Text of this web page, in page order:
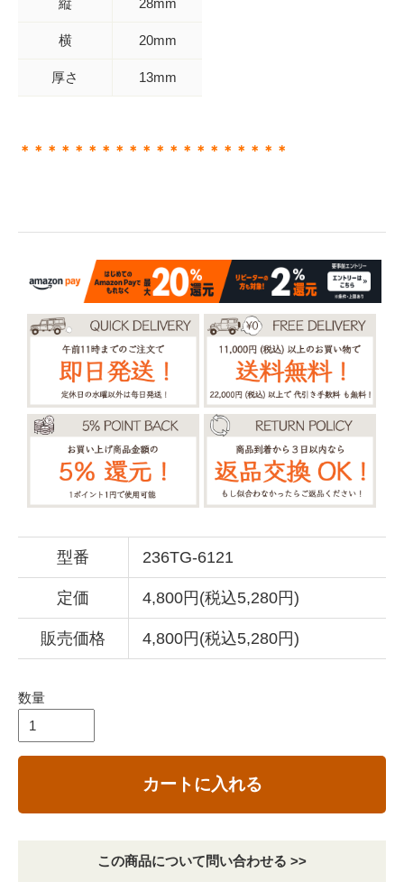
縦 28mm
横 20mm
厚さ 13mm
＊＊＊＊＊＊＊＊＊＊＊＊＊＊＊＊＊＊＊＊
型番 236TG-6121
定価 4,800円(税込5,280円)
販売価格 4,800円(税込5,280円)
数量
カートに入れる
この商品について問い合わせる >>